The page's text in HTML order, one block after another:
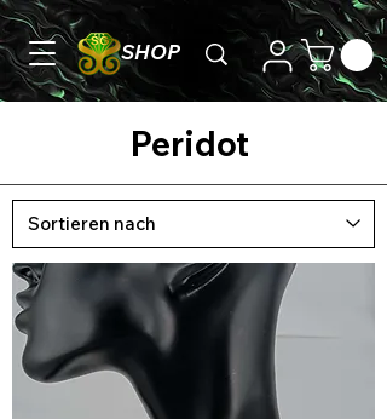
SHOP
Peridot